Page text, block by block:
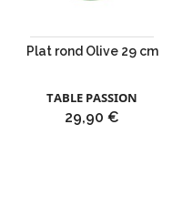
Plat rond Olive 29 cm
TABLE PASSION
Prix
29,90 €